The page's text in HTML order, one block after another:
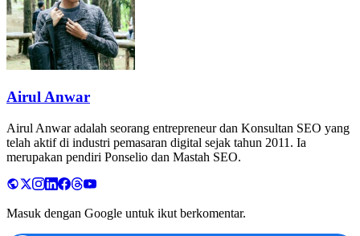
Airul Anwar
Airul Anwar adalah seorang entrepreneur dan Konsultan SEO yang
telah aktif di industri pemasaran digital sejak tahun 2011. Ia
merupakan pendiri Ponselio dan Mastah SEO.
Masuk dengan Google untuk ikut berkomentar.